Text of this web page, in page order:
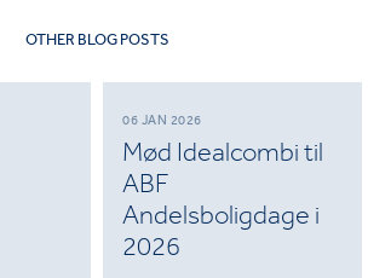
OTHER BLOG POSTS
06 JAN 2026
Mød Idealcombi til
ABF
Andelsboligdage i
2026